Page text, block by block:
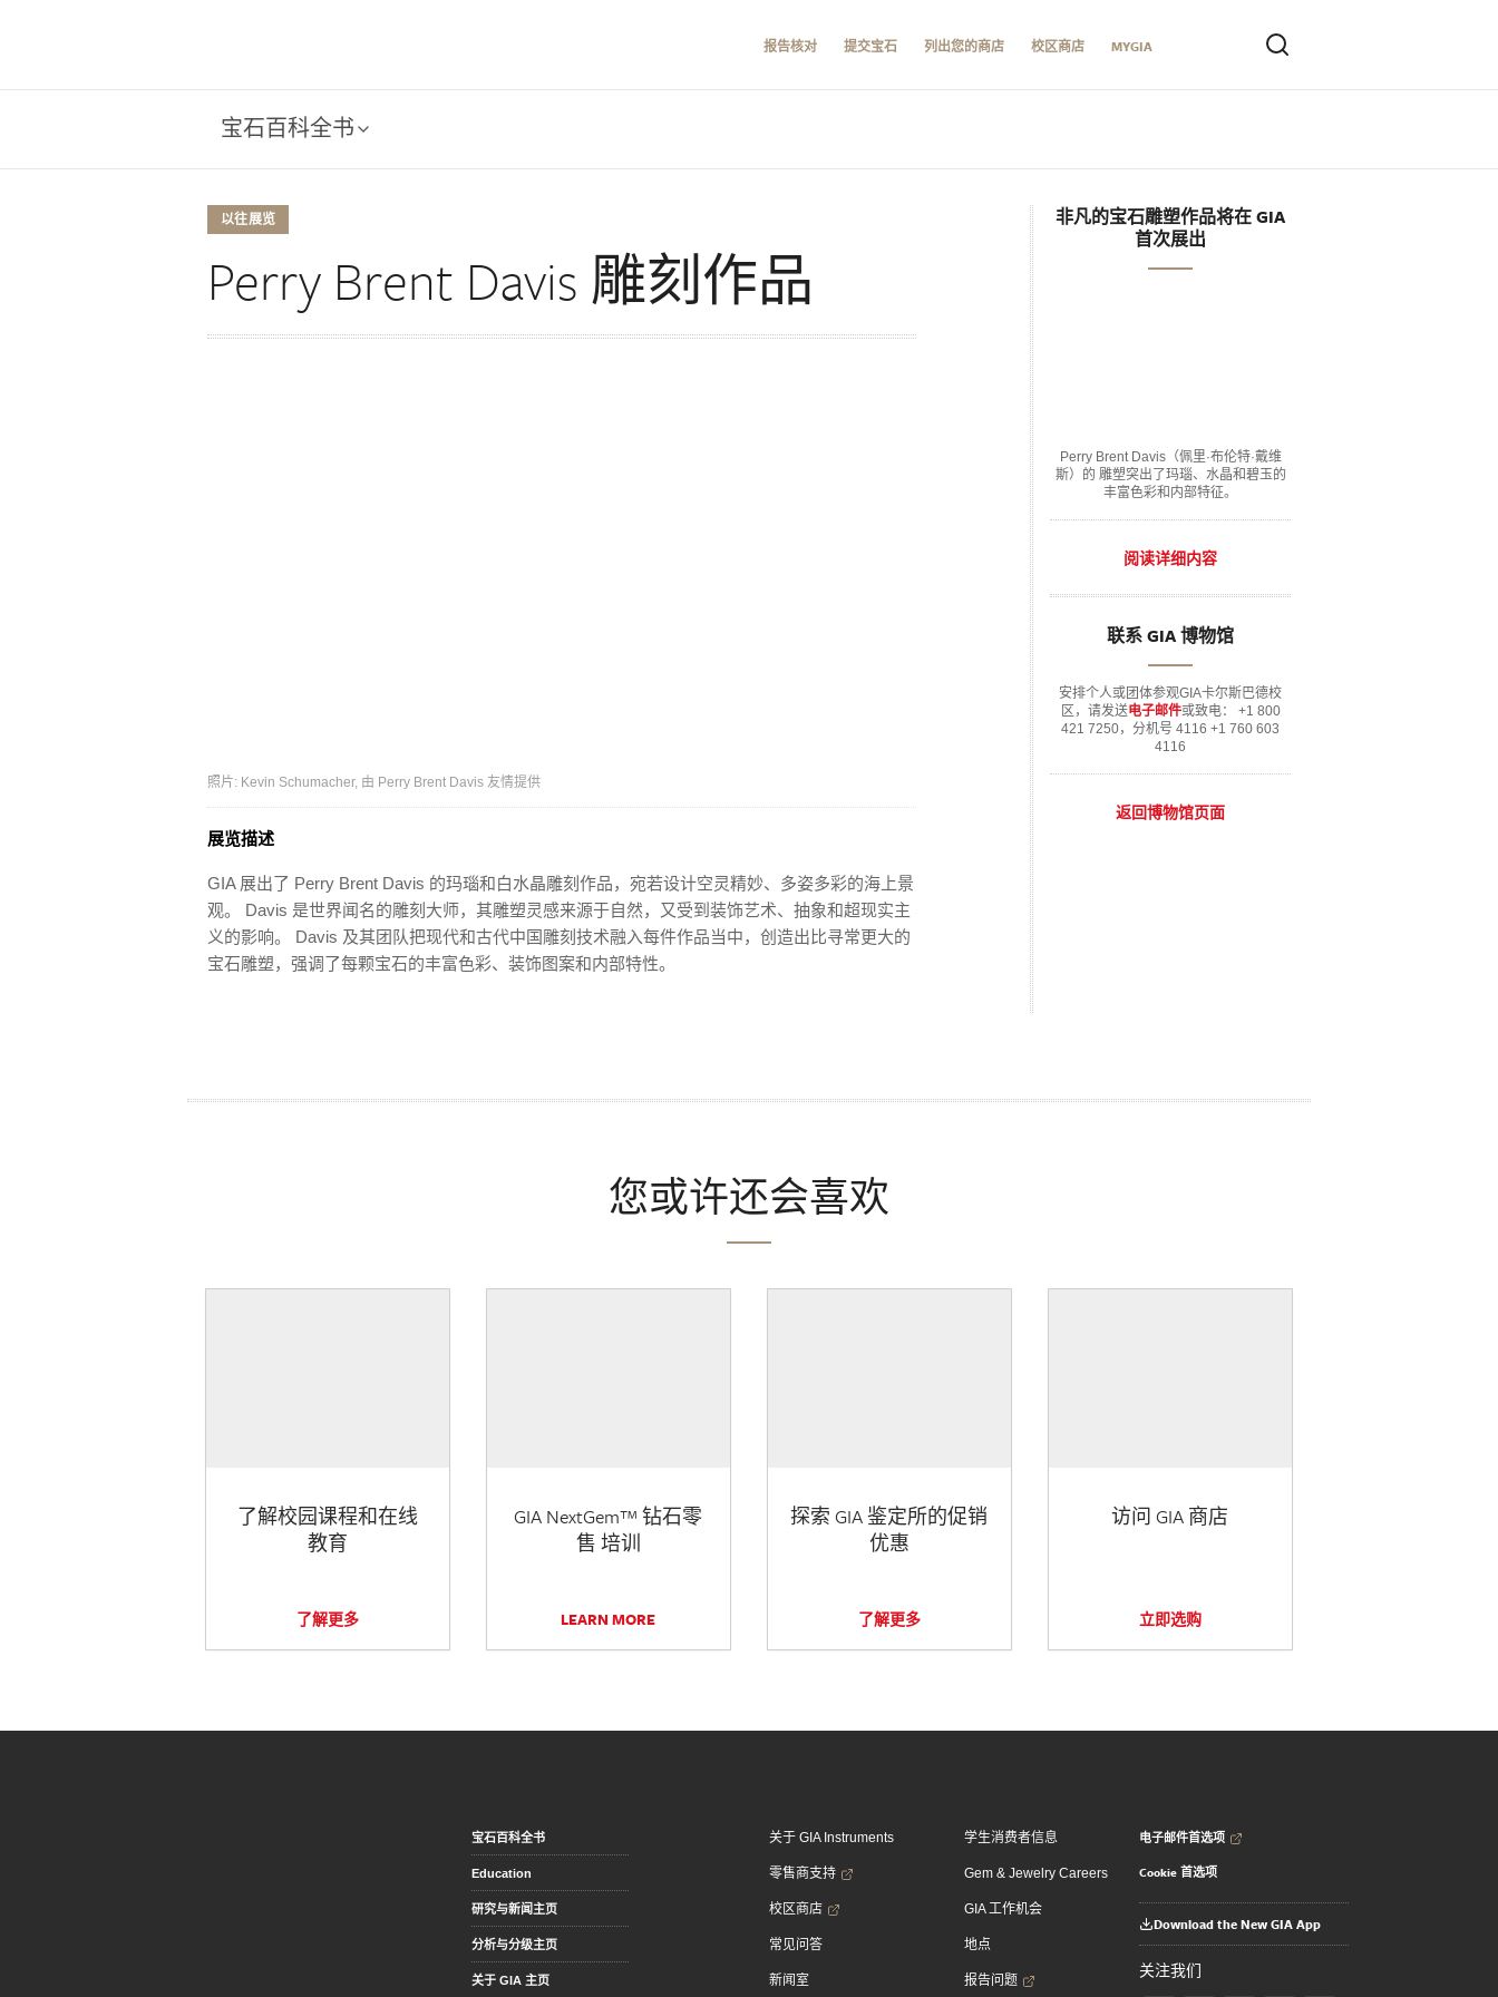
报告核对 提交宝石 列出您的商店 校区商店 MYGIA
宝石百科全书
以往展览
Perry Brent Davis 雕刻作品
照片: Kevin Schumacher, 由 Perry Brent Davis 友情提供
展览描述
GIA 展出了 Perry Brent Davis 的玛瑙和白水晶雕刻作品，宛若设计空灵精妙、多姿多彩的海上景
观。 Davis 是世界闻名的雕刻大师，其雕塑灵感来源于自然，又受到装饰艺术、抽象和超现实主
义的影响。 Davis 及其团队把现代和古代中国雕刻技术融入每件作品当中，创造出比寻常更大的
宝石雕塑，强调了每颗宝石的丰富色彩、装饰图案和内部特性。
非凡的宝石雕塑作品将在 GIA
首次展出
Perry Brent Davis（佩里·布伦特·戴维
斯）的 雕塑突出了玛瑙、水晶和碧玉的
丰富色彩和内部特征。
阅读详细内容
联系 GIA 博物馆
安排个人或团体参观GIA卡尔斯巴德校
区，请发送电子邮件或致电： +1 800
421 7250，分机号 4116 +1 760 603
4116
返回博物馆页面
您或许还会喜欢
了解校园课程和在线
教育
了解更多
GIA NextGem™ 钻石零
售 培训
LEARN MORE
探索 GIA 鉴定所的促销
优惠
了解更多
访问 GIA 商店
立即选购
宝石百科全书
Education
研究与新闻主页
分析与分级主页
关于 GIA 主页
关于 GIA Instruments
零售商支持
校区商店
常见问答
新闻室
学生消费者信息
Gem & Jewelry Careers
GIA 工作机会
地点
报告问题
电子邮件首选项
Cookie 首选项
Download the New GIA App
关注我们